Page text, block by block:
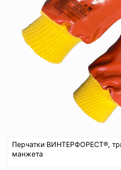
Перчатки ВИНТЕРФОРЕСТ®,
манжета